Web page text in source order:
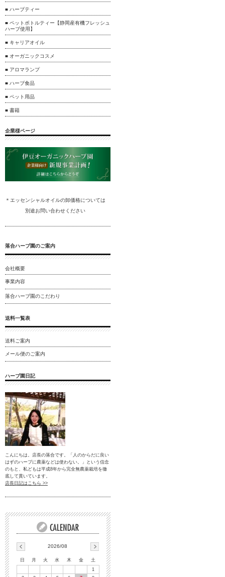
■ ハーブティー
■ ペットボトルティー【静岡産有機フレッシュ
ハーブ使用】
■ キャリアオイル
■ オーガニックコスメ
■ アロマランプ
■ ハーブ食品
■ ペット用品
■ 書籍
企業様ページ
＊エッセンシャルオイルの卸価格については
別途お問い合わせください
落合ハーブ園のご案内
会社概要
事業内容
落合ハーブ園のこだわり
送料一覧表
送料ご案内
メール便のご案内
ハーブ園日記
こんにちは。店長の落合です。「人のからだに良い
はずのハーブに農薬などは使わない。」という信念
のもと、私どもは平成8年から完全無農薬栽培を徹
底して貫いています。
店長日記はこちら >>
2026/08
日 月 火 水 木 金
土
1